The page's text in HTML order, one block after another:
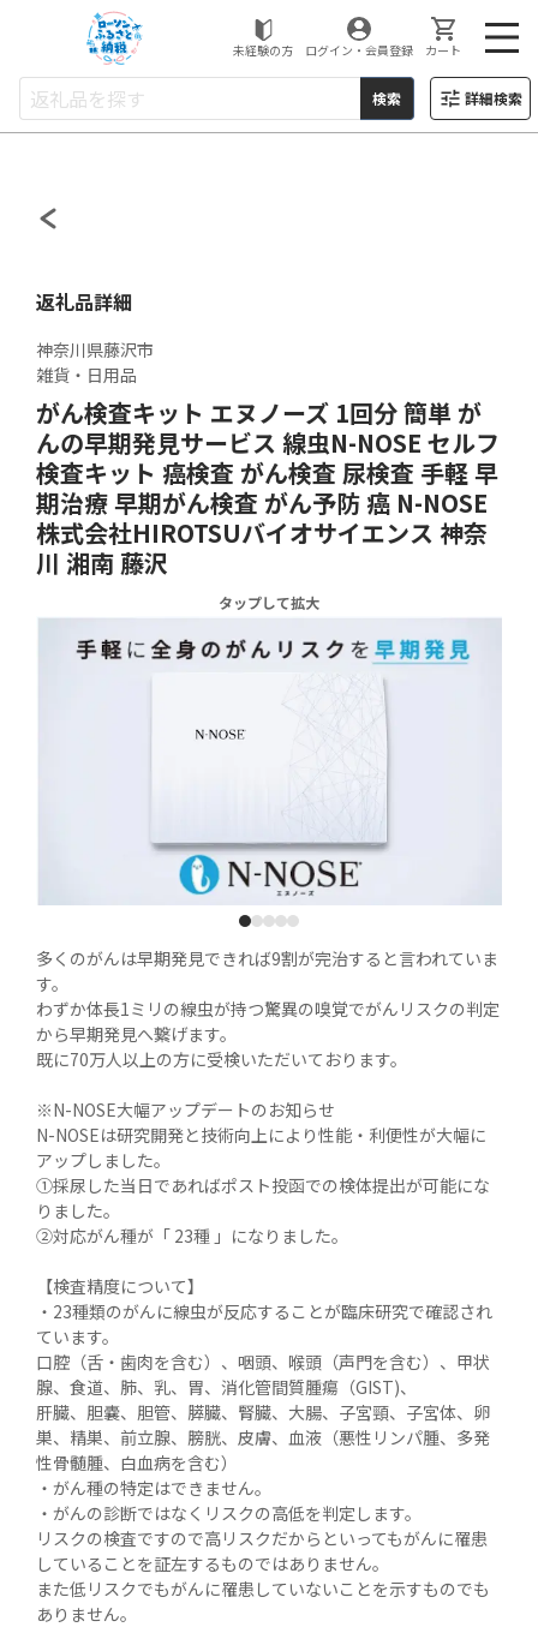
ローソンふるさと納税
未経験の方 ログイン・会員登録 カート
検索 詳細検索
返礼品詳細
神奈川県藤沢市
雑貨・日用品
がん検査キット エヌノーズ 1回分 簡単 が
んの早期発見サービス 線虫N-NOSE セルフ
検査キット 癌検査 がん検査 尿検査 手軽 早
期治療 早期がん検査 がん予防 癌 N-NOSE
株式会社HIROTSUバイオサイエンス 神奈
川 湘南 藤沢
タップして拡大
1 2 3 4 5
多くのがんは早期発見できれば9割が完治すると言われていま
す。
わずか体長1ミリの線虫が持つ驚異の嗅覚でがんリスクの判定
から早期発見へ繋げます。
既に70万人以上の方に受検いただいております。
※N-NOSE大幅アップデートのお知らせ
N-NOSEは研究開発と技術向上により性能・利便性が大幅に
アップしました。
①採尿した当日であればポスト投函での検体提出が可能にな
りました。
②対応がん種が「 23種 」になりました。
【検査精度について】
・23種類のがんに線虫が反応することが臨床研究で確認され
ています。
口腔（舌・歯肉を含む）、咽頭、喉頭（声門を含む）、甲状
腺、食道、肺、乳、胃、消化管間質腫瘍（GIST)、
肝臓、胆嚢、胆管、膵臓、腎臓、大腸、子宮頸、子宮体、卵
巣、精巣、前立腺、膀胱、皮膚、血液（悪性リンパ腫、多発
性骨髄腫、白血病を含む）
・がん種の特定はできません。
・がんの診断ではなくリスクの高低を判定します。
リスクの検査ですので高リスクだからといってもがんに罹患
していることを証左するものではありません。
また低リスクでもがんに罹患していないことを示すものでも
ありません。